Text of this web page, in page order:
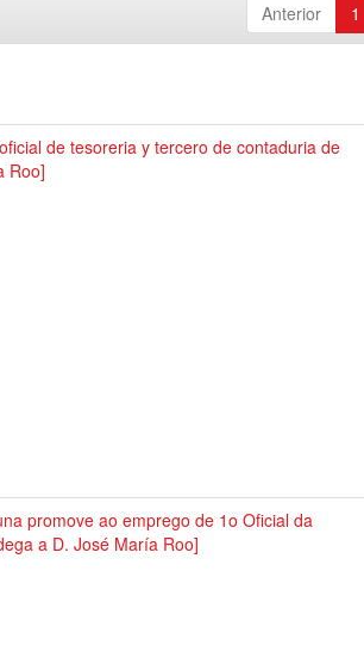
Anterior 1
de tesoreria y tercero de contaduria de
Roo]
promove ao emprego de 1o Oficial da
a D. José María Roo]